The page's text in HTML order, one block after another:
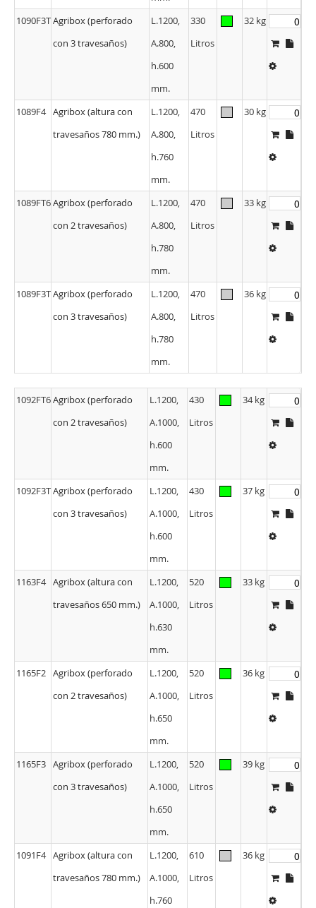
1090F3TAgribox (perforado
con 3 travesaños)
L.1200,
A.800,
h.600
mm.
330
Litros
32 kg
1089F4 Agribox (altura con
travesaños 780 mm.)
L.1200,
A.800,
h.760
mm.
470
Litros
30 kg
1089FT6Agribox (perforado
con 2 travesaños)
L.1200,
A.800,
h.780
mm.
470
Litros
33 kg
1089F3TAgribox (perforado
con 3 travesaños)
L.1200,
A.800,
h.780
mm.
470
Litros
36 kg
1092FT6Agribox (perforado
con 2 travesaños)
L.1200,
A.1000,
h.600
mm.
430
Litros
34 kg
1092F3TAgribox (perforado
con 3 travesaños)
L.1200,
A.1000,
h.600
mm.
430
Litros
37 kg
1163F4 Agribox (altura con
travesaños 650 mm.)
L.1200,
A.1000,
h.630
mm.
520
Litros
33 kg
1165F2 Agribox (perforado
con 2 travesaños)
L.1200,
A.1000,
h.650
mm.
520
Litros
36 kg
1165F3 Agribox (perforado
con 3 travesaños)
L.1200,
A.1000,
h.650
mm.
520
Litros
39 kg
1091F4 Agribox (altura con
travesaños 780 mm.)
L.1200,
A.1000,
h.760
610
Litros
36 kg